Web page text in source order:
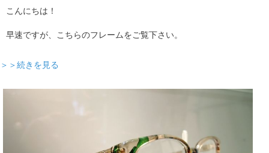
こんにちは！
早速ですが、こちらのフレームをご覧下さい。
＞＞続きを見る